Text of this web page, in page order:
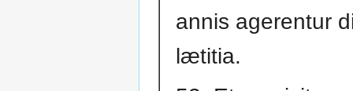
annis agerentur
lætitia.